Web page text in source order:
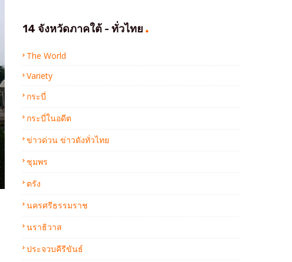
14 จังหวัดภาคใต้ - ทั่วไทย
The World
Variety
กระบี่
กระบี่ในอดีต
ข่าวด่วน ข่าวดังทั่วไทย
ชุมพร
ตรัง
นครศรีธรรมราช
นราธิวาส
ประจวบคีรีขันธ์